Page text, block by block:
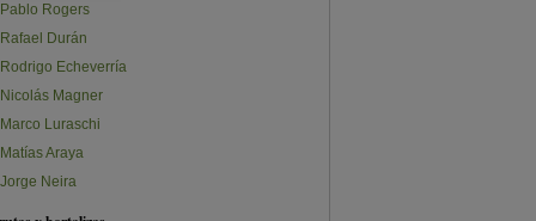
Pablo Rogers
Rafael Durán
Rodrigo Echeverría
Nicolás Magner
Marco Luraschi
Matías Araya
Jorge Neira